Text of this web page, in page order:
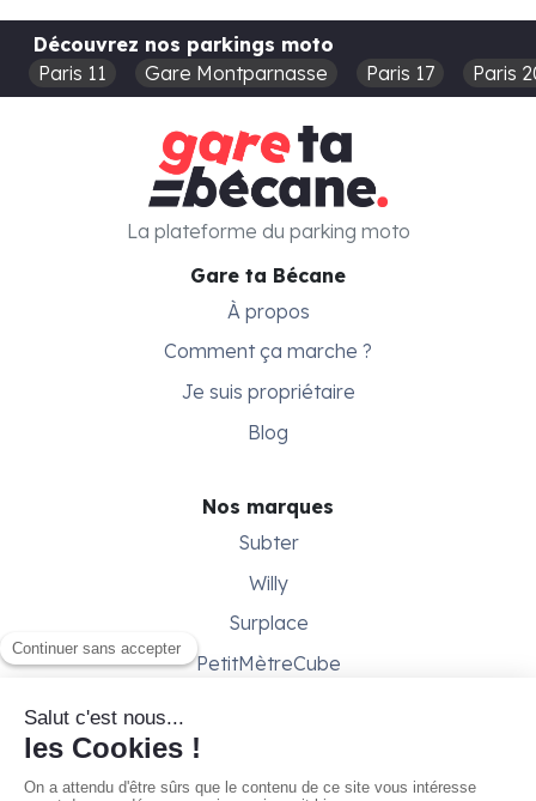
Découvrez nos parkings moto
Paris 11
Gare Montparnasse Paris 17 Paris
Gare ta Bécane
À propos
Comment ça marche ?
Je suis propriétaire
Blog
Nos marques
Subter
Willy
Surplace
PetitMètreCube
Besoin d'aide ?
La plateforme du parking moto